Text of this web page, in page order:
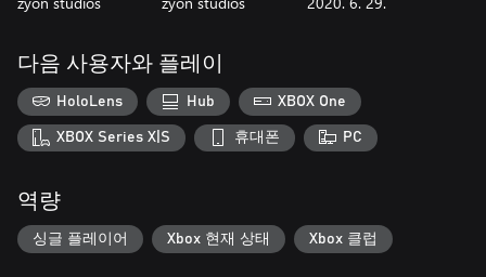
다음 사용자와 플레이
HoloLens Hub XBOX One
XBOX Series X|S 휴대폰 PC
역량
싱글 플레이어 Xbox 현재 상태 Xbox 클럽